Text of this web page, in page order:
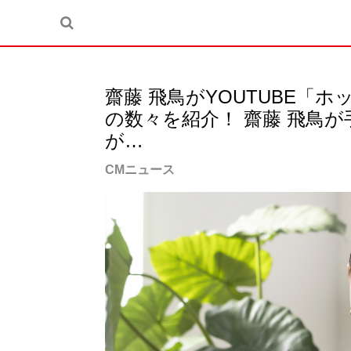
齋藤 飛鳥がYOUTUBE「ホ
の数々を紹介！ 齋藤 飛鳥
が…
CMニュース